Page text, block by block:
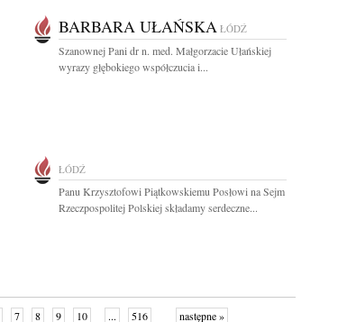
BARBARA UŁAŃSKA ŁÓDŹ
Szanownej Pani dr n. med. Małgorzacie Ułańskiej
wyrazy głębokiego współczucia i...
ŁÓDŹ
Panu Krzysztofowi Piątkowskiemu Posłowi na Sejm
Rzeczpospolitej Polskiej składamy serdeczne...
7 8 9 10 ... 516 następne »